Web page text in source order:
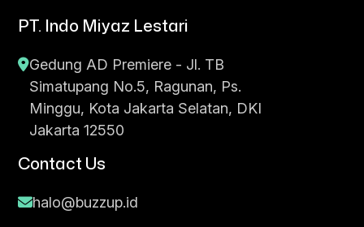
PT. Indo Miyaz Lestari
Gedung AD Premiere - Jl. TB
Simatupang No.5, Ragunan, Ps.
Minggu, Kota Jakarta Selatan, DKI
Jakarta 12550
Contact Us
halo@buzzup.id